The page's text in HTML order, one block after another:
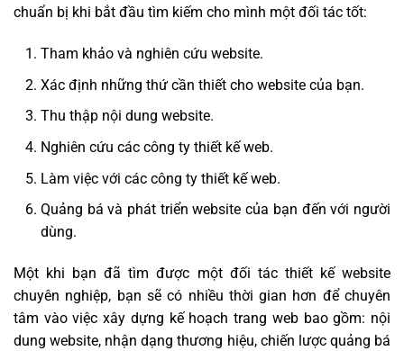
chuẩn bị khi bắt đầu tìm kiếm cho mình một đối tác tốt:
Tham khảo và nghiên cứu website.
Xác định những thứ cần thiết cho website của bạn.
Thu thập nội dung website.
Nghiên cứu các công ty thiết kế web.
Làm việc với các công ty thiết kế web.
Quảng bá và phát triển website của bạn đến với người
dùng.
Một khi bạn đã tìm được một đối tác thiết kế website
chuyên nghiệp, bạn sẽ có nhiều thời gian hơn để chuyên
tâm vào việc xây dựng kế hoạch trang web bao gồm: nội
dung website, nhận dạng thương hiệu, chiến lược quảng bá